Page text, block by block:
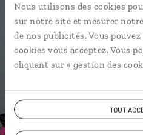
Nous utilisons des cookies
sur notre site et mesurer
de nos publicités. Vous
cookies vous acceptez. Vous
cliquant sur « gestion des
TOUT
DÉCOUVRIR